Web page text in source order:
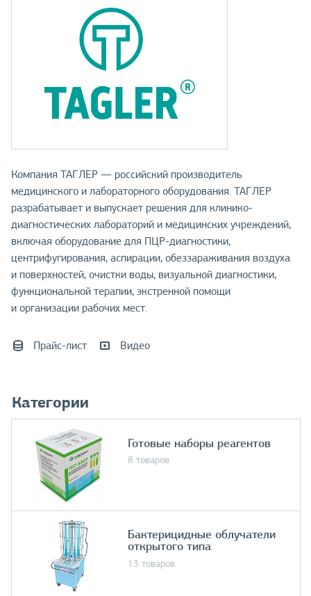
Компания ТАГЛЕР — российский производитель
медицинского и лабораторного оборудования. ТАГЛЕР
разрабатывает и выпускает решения для клинико-
диагностических лабораторий и медицинских учреждений,
включая оборудование для ПЦР-диагностики,
центрифугирования, аспирации, обеззараживания воздуха
и поверхностей, очистки воды, визуальной диагностики,
функциональной терапии, экстренной помощи
и организации рабочих мест.
Прайс-лист Видео
Категории
Готовые наборы реагентов
8 товаров
Бактерицидные облучатели
открытого типа
13 товаров